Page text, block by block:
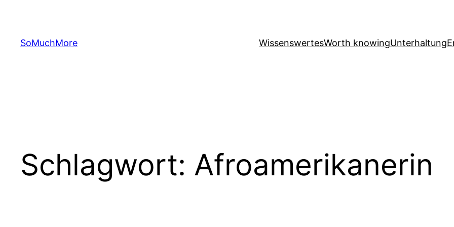
springen
SoMuchMore WissenswertesWorth knowingUnterhaltung
Schlagwort: Afroamerikanerin